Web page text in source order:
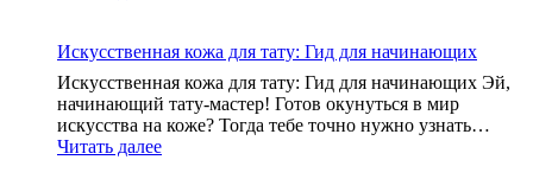
профессионалов
стиле
Искусство,
Переплетающееся
с
Кожей
Искусственная кожа для тату: Гид для начинающих
Искусственная кожа для тату: Гид для начинающих Эй,
начинающий тату-мастер! Готов окунуться в мир
искусства на коже? Тогда тебе точно нужно узнать…
Читать далее: